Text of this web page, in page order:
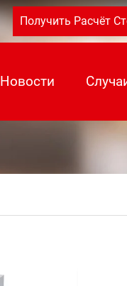
Получить Расчёт
Новости